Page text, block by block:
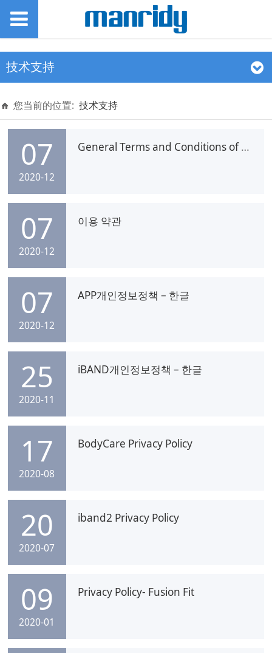
技术支持
您当前的位置: 技术支持
07
2020-12
General Terms and Conditions of Use
07
2020-12
이용 약관
07
2020-12
APP개인정보정책 – 한글
25
2020-11
iBAND개인정보정책 – 한글
17
2020-08
BodyCare Privacy Policy
20
2020-07
iband2 Privacy Policy
09
2020-01
Privacy Policy- Fusion Fit